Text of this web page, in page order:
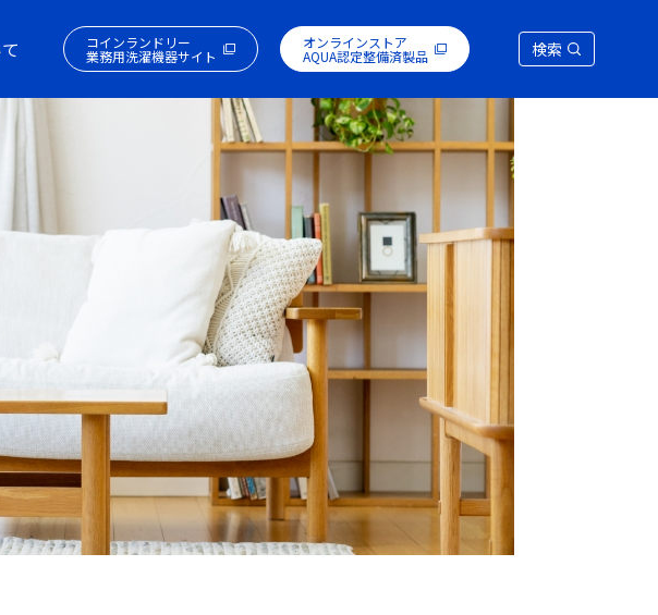
コインランドリー
業務用洗濯機器サイト
オンラインストア
AQUA認定整備済製品 検索